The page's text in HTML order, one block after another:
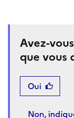
Avez-
que vous
Oui
Non,